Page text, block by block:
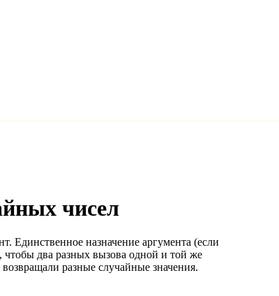
чисел
Единственное назначение аргумента (если
, чтобы два разных вызова одной и той же
разные случайные значения.